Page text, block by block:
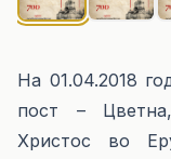
На 01.04.2018
пост –
Христос во